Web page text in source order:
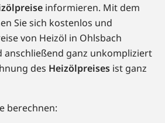
informieren. Mit dem
Sie sich kostenlos und
von Heizöl in Ohlsbach
anschließend ganz unkompliziert
des Heizölpreises ist ganz
berechnen: